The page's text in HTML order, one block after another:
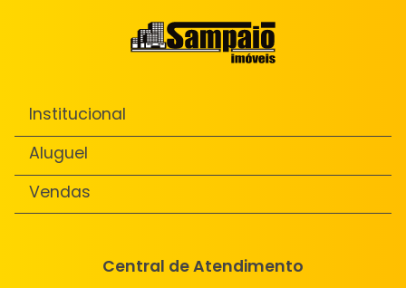
Institucional
Aluguel
Vendas
Central de Atendimento